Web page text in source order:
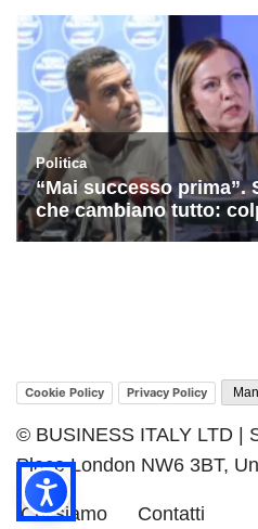
Cookie Policy Privacy Policy
© BUSINESS ITALY LTD |
Place London NW6 3BT,
Chi siamo Contatti